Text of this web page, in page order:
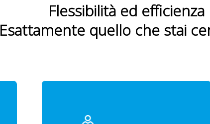
Flessibilità ed efficienza
Esattamente quello che stai